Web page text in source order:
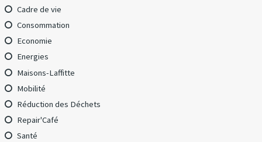
Cadre de vie
Consommation
Economie
Energies
Maisons-Laffitte
Mobilité
Réduction des Déchets
Repair'Café
Santé